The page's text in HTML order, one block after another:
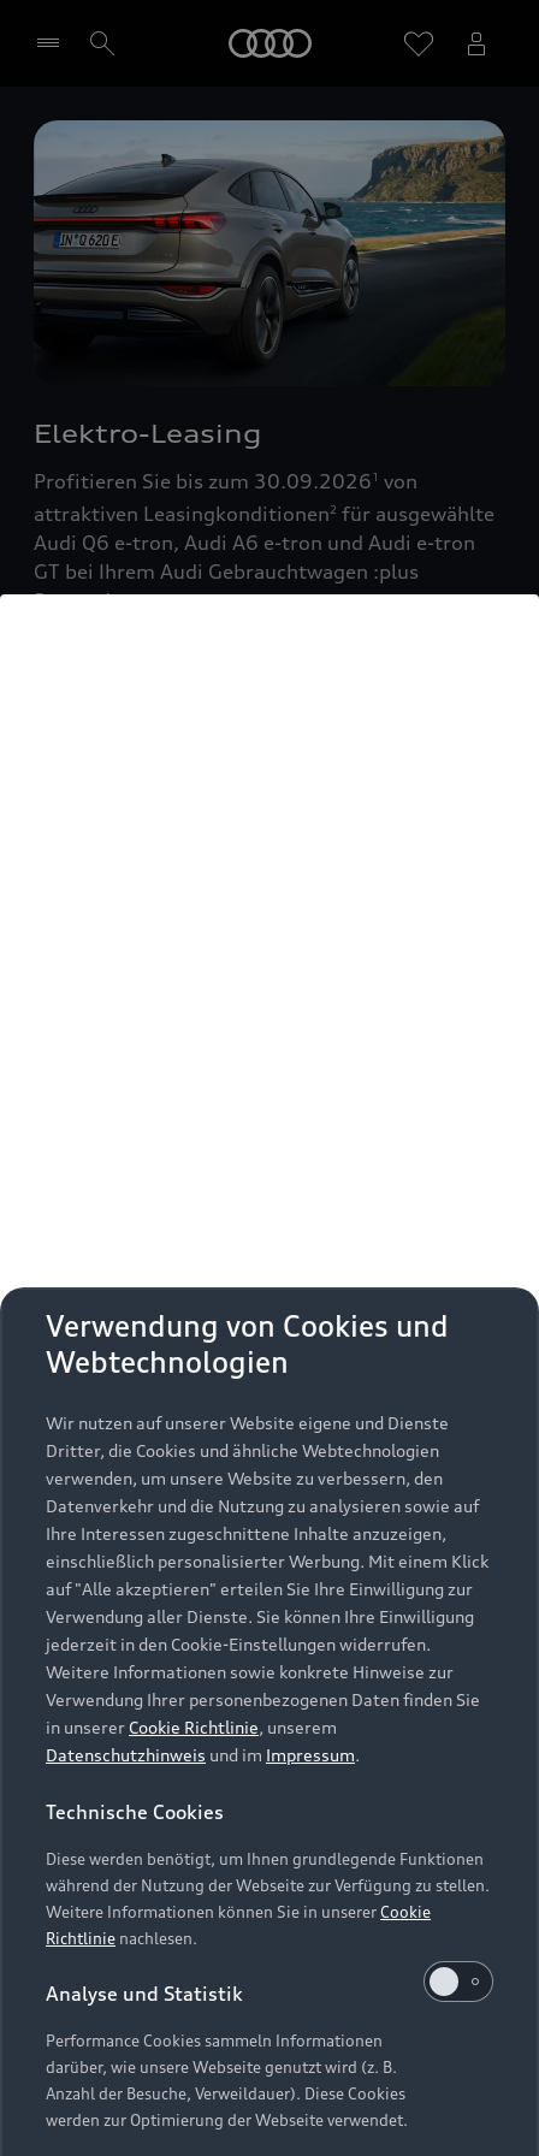
Händler wählen
Elektro-Leasing
Profitieren Sie bis zum 30.09.20261 von
attraktiven Leasingkonditionen2 für ausgewählte
Audi Q6 e-tron, Audi A6 e-tron und Audi e-tron
GT bei Ihrem Audi Gebrauchtwagen :plus
Partner!
Zurück nach oben
Modelle
Alle Modelle
Modelle vergleichen
Elektromodelle
Plug-in-Hybride
Kaufen & leasen
Neuwagensuche
Gebrauchtwagensuche
Gebrauchtwagen
Finanzierung
Aktionen & Angebote
Geschäftskunden
Service & Zubehör
Saisonale Angebote
Audi Services
Garantie
Audi digital services
myAudi
Support
Kundenservice
Händlersuche
Audi Code
Online-Terminvereinbarung
Servicekontakt
Vertrag widerrufen
Über Audi
Unternehmen
Karriere
Investor Relations
Presse & Media Center
Datenschutz
Audi erleben
Newsletter
Impressum Rechtliches
Hinweisgebersystem
Datenschutzinformation
Cookie-Einstellungen
Cookie-Richtlinie
Barrierefreiheit
Hinweis: Die aktuelle Darstellung und Anordnung der
Embleme am Fahrzeug bei allen Abbildungen auf dieser
Webseite kann abweichen.
Verwendung von Cookies und
Webtechnologien
Wir nutzen auf unserer Website eigene und Dienste
Dritter, die Cookies und ähnliche Webtechnologien
verwenden, um unsere Website zu verbessern, den
Datenverkehr und die Nutzung zu analysieren sowie auf
Ihre Interessen zugeschnittene Inhalte anzuzeigen,
einschließlich personalisierter Werbung. Mit einem Klick
auf "Alle akzeptieren" erteilen Sie Ihre Einwilligung zur
Verwendung aller Dienste. Sie können Ihre Einwilligung
jederzeit in den Cookie-Einstellungen widerrufen.
Weitere Informationen sowie konkrete Hinweise zur
Verwendung Ihrer personenbezogenen Daten finden Sie
in unserer Cookie Richtlinie, unserem
Datenschutzhinweis und im Impressum.
Technische Cookies
Diese werden benötigt, um Ihnen grundlegende Funktionen
während der Nutzung der Webseite zur Verfügung zu stellen.
Weitere Informationen können Sie in unsererCookie
Richtlinie nachlesen.
Analyse und Statistik
Performance Cookies sammeln Informationen
darüber, wie unsere Webseite genutzt wird (z. B.
Anzahl der Besuche, Verweildauer). Diese Cookies
werden zur Optimierung der Webseite verwendet.